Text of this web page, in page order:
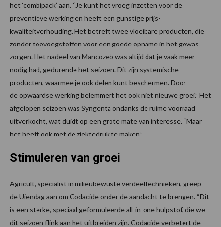
het ‘combipack’ aan. “Je kunt het vroeg inzetten voor de
preventieve werking en heeft een gunstige prijs-
kwaliteitverhouding. Het betreft twee vloeibare producten, die
zonder toevoegstoffen voor een goede opname in het gewas
zorgen. Het nadeel van Mancozeb was altijd dat je vaak meer
nodig had, gedurende het seizoen. Dit zijn systemische
producten, waarmee je ook delen kunt beschermen. Door
de opwaardse werking belemmert het ook niet nieuwe groei.” Het
afgelopen seizoen was Syngenta ondanks de ruime voorraad
uitverkocht, wat duidt op een grote mate van interesse. “Maar
het heeft ook met de ziektedruk te maken.”
Stimuleren van groei
Agricult, specialist in milieubewuste verdeeltechnieken, greep
de Uiendag aan om Codacide onder de aandacht te brengen. “Dit
is een sterke, speciaal geformuleerde all-in-one hulpstof, die we
dit seizoen flink aan het uitbreiden zijn. Codacide verbetert de